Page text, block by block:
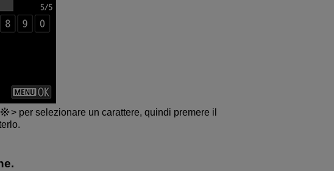
per selezionare un carattere, quindi premere il